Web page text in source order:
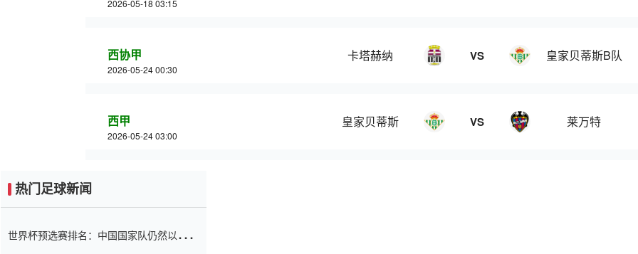
2026-05-18 03:15
西协甲
2026-05-24 00:30
卡塔赫纳 VS 皇家贝蒂斯B队
西甲
2026-05-24 03:00
皇家贝蒂斯 VS 莱万特
热门足球新闻
世界杯预选赛排名：中国国家队仍然以6分